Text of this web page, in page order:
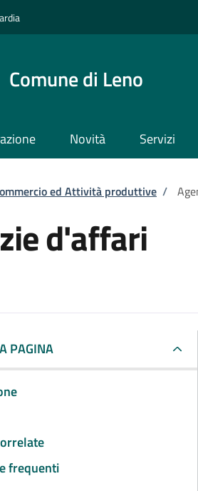
Comune di Leno
Novità Servizi
di pane
ed Attività produttive /
d'affari
PAGINA
frequenti